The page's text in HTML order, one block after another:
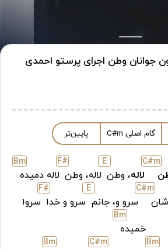
جوانان وطن اجرای پرستو احمدی
گام اصلی C#m پایین‌تر
C#m
لاله، وطن
E
لاله، وطن
F#
لاله دمیده
Bm
C#m
سرو و، جانم
E
سرو و خدا
F#
سروا
خمیده
Bm
Bm
C#m
Bm